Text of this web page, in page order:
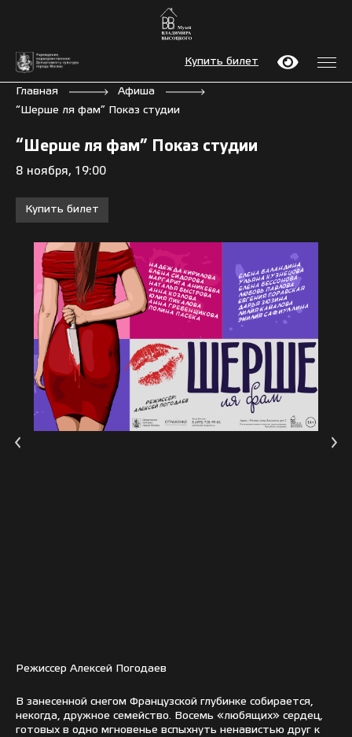
Купить билет
Главная
Афиша
“Шерше ля фам” Показ студии
“Шерше ля фам” Показ студии
8 ноября, 19:00
Купить билет
Режиссер Алексей Погодаев
В занесенной снегом Французской глубинке собирается,
некогда, дружное семейство. Восемь «любящих» сердец,
готовых в одно мгновенье вспыхнуть ненавистью друг к